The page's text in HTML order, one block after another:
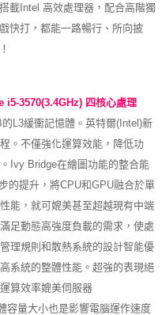
載Intel 高效處理器，配合高階獨
快打，都能一路暢行、所向披
3570(3.4GHz) 四核心處理
L3緩衝記憶體。英特爾(Intel)新
。不僅強化運算效能，降低功
Ivy Bridge在繪圖功能的整合能
的提升，將CPU和GPU融合於單
能，就可媲美甚至超越現有中端
足動態高強度負載的需求，使處
理規則和散熱系統的設計智能優
系統的整體性能。超強的表現絕
算效率媲美伺服器
容量大小也是影響電腦運作速度